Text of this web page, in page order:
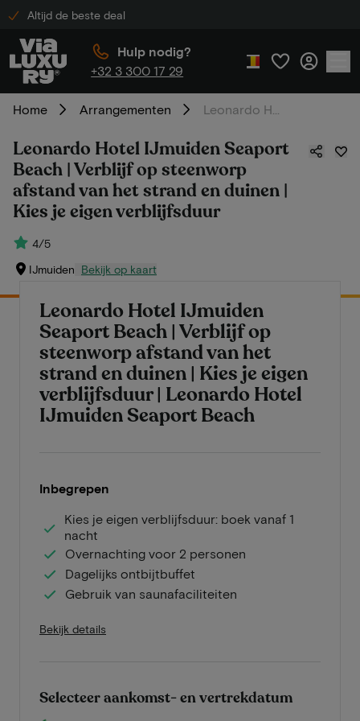
Altijd de beste deal
Hulp nodig?
+32 3 300 17 29
Home Arrangementen
Leonardo Hotel IJmuiden Seaport
Beach | Verblijf op steenworp
afstand van het strand en duinen |
Kies je eigen verblijfsduur
4/5
IJmuiden Bekijk op kaart
Leonardo Hotel IJmuiden
Seaport Beach | Verblijf op
steenworp afstand van het
strand en duinen | Kies je eigen
verblijfsduur | Leonardo Hotel
IJmuiden Seaport Beach
Inbegrepen
Kies je eigen verblijfsduur: boek vanaf 1
nacht
Overnachting voor 2 personen
Dagelijks ontbijtbuffet
Gebruik van saunafaciliteiten
Bekijk details
Selecteer aankomst- en vertrekdatum